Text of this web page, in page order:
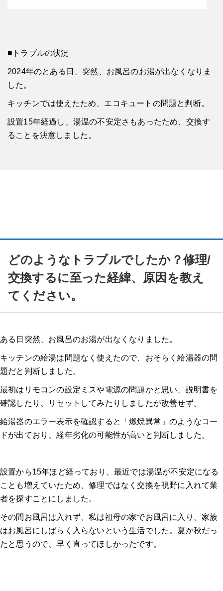
■トラブルの状況
2024年のとある日、突然、お風呂のお湯が出なくなりま
した。
キッチンでは使えたため、エコキュートの問題と判断。
設置15年経過し、湯温の不安定さもあったため、交換す
ることを決意しました。
どのようなトラブルでしたか？修理/
交換するに至った経緯、原因を教え
てください。
ある日突然、お風呂のお湯が出なくなりました。
キッチンの給湯は問題なく使えたので、おそらく給湯器の問
題だと判断しました。
最初はリモコンの設定ミスや電源の問題かと思い、説明書を
確認したり、リセットしてみたりしましたが改善せず。
給湯器のエラー表示を確認すると「燃焼異常」のようなコー
ドが出ており、経年劣化の可能性が高いと判断しました。
設置から15年ほど経っており、最近では湯温が不安定になる
ことも増えていたため、修理ではなく交換を視野に入れて業
者を探すことにしました。
その間お風呂は入れず、私は祖母の家でお風呂に入り、家族
はお風呂にしばらく入らないという生活でした。夏か秋だっ
たと思うので、早く直ってほしかったです。